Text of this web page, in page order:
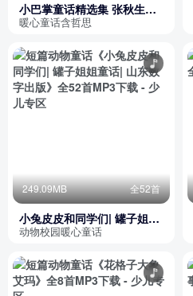
小巴掌童话精选集 张秋生儿
童经典故事
暖心童话含哲思
249.09MB 全52首
小兔皮皮和同学们| 罐子姐姐
童话| 山东数字出版
动物校园暖心童话